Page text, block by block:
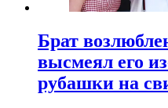
Брат
высмеял его
рубашки на